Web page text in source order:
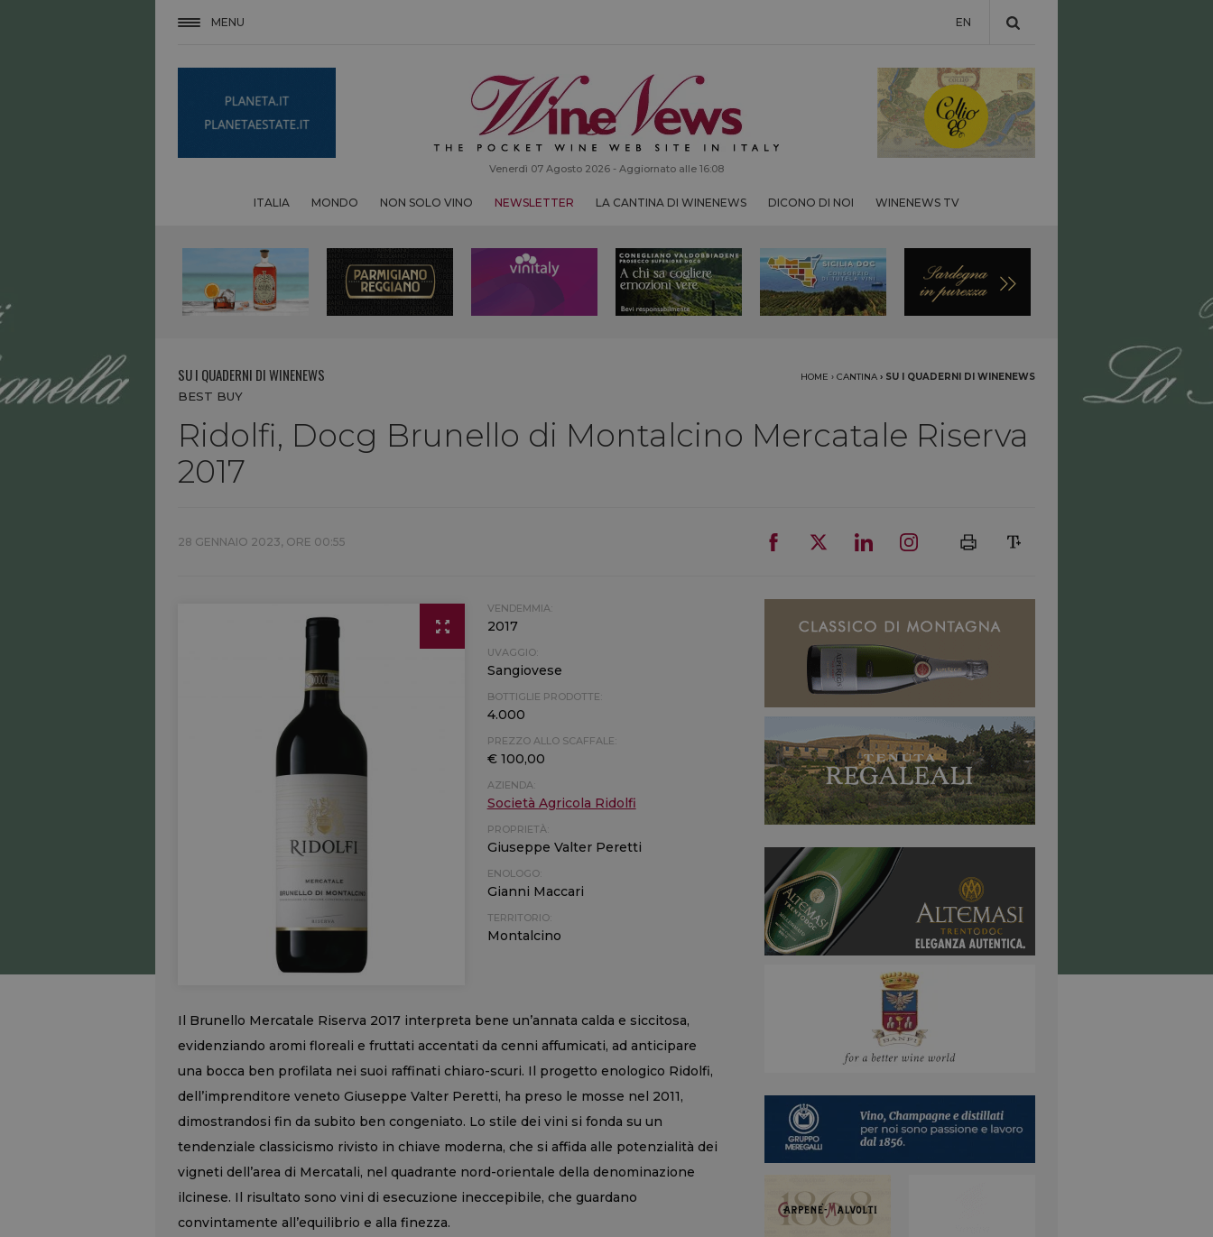
MENU EN
Venerdì 07 Agosto 2026 - Aggiornato alle 16:08
ITALIA MONDO NON SOLO VINO NEWSLETTER LA CANTINA DI WINENEWS DICONO DI NOI WINENEWS TV
SU I QUADERNI DI WINENEWS HOME › CANTINA › SU I QUADERNI DI WINENEWS
BEST BUY
Ridolfi, Docg Brunello di Montalcino Mercatale Riserva
2017
28 GENNAIO 2023, ORE 00:55
VENDEMMIA:
2017
UVAGGIO:
Sangiovese
BOTTIGLIE PRODOTTE:
4.000
PREZZO ALLO SCAFFALE:
€ 100,00
AZIENDA:
Società Agricola Ridolfi
PROPRIETÀ:
Giuseppe Valter Peretti
ENOLOGO:
Gianni Maccari
TERRITORIO:
Montalcino
Il Brunello Mercatale Riserva 2017 interpreta bene un’annata calda e siccitosa,
evidenziando aromi floreali e fruttati accentati da cenni affumicati, ad anticipare
una bocca ben profilata nei suoi raffinati chiaro-scuri. Il progetto enologico Ridolfi,
dell’imprenditore veneto Giuseppe Valter Peretti, ha preso le mosse nel 2011,
dimostrandosi fin da subito ben congeniato. Lo stile dei vini si fonda su un
tendenziale classicismo rivisto in chiave moderna, che si affida alle potenzialità dei
vigneti dell’area di Mercatali, nel quadrante nord-orientale della denominazione
ilcinese. Il risultato sono vini di esecuzione ineccepibile, che guardano
convintamente all’equilibrio e alla finezza.